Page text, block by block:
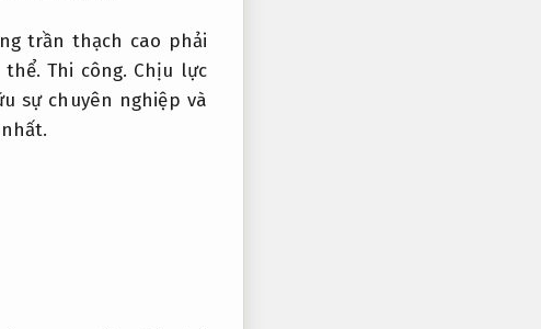
trần thạch cao phải
thể.Thi công. Chịu lực
sự chuyên nghiệp và